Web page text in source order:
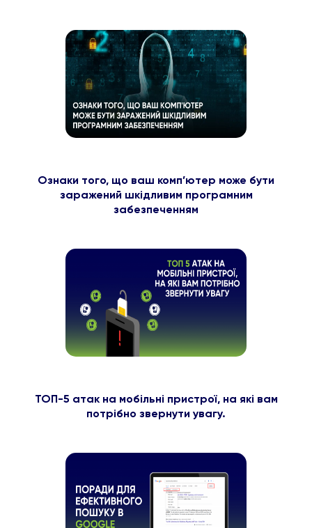
Ознаки того, що ваш комп’ютер може бути
заражений шкідливим програмним
забезпеченням
ТОП-5 атак на мобільні пристрої, на які вам
потрібно звернути увагу.